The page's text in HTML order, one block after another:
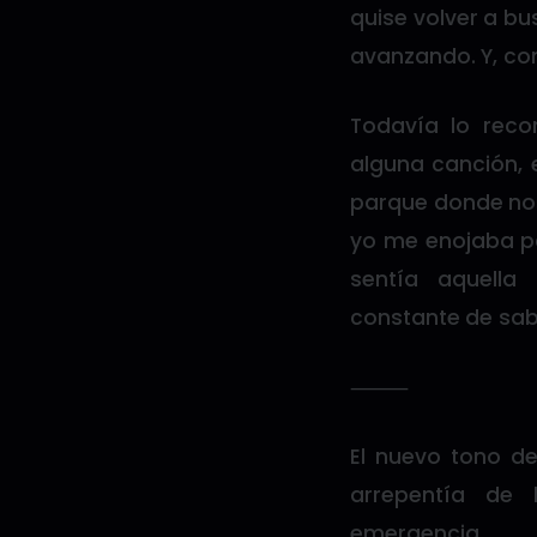
quise volver a
avanzando. Y,
Todavía lo
alguna canción,
parque donde
yo me enojaba
sentía aquella
constante de
⸻
El nuevo tono
arrepentía de